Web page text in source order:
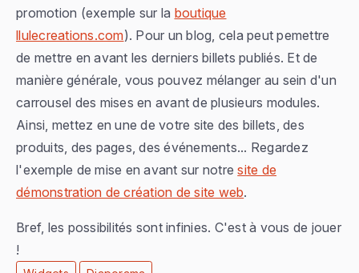
promotion (exemple sur la boutique
llulecreations.com). Pour un blog, cela peut pemettre
de mettre en avant les derniers billets publiés. Et de
manière générale, vous pouvez mélanger au sein d'un
carrousel des mises en avant de plusieurs modules.
Ainsi, mettez en une de votre site des billets, des
produits, des pages, des événements... Regardez
l'exemple de mise en avant sur notresite de
démonstration de création de site web.
Bref, les possibilités sont infinies. C'est à vous de jouer
!